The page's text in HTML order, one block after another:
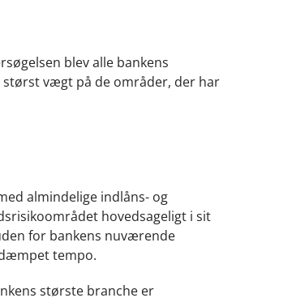
blev alle bankens
vægt på de områder, der har
almindelige indlåns- og
hovedsageligt i sit
for bankens nuværende
tempo.
største branche er